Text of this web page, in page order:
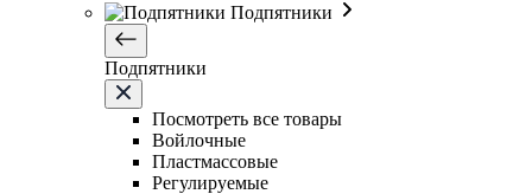
Подпятники
Подпятники
Посмотреть все товары
Войлочные
Пластмассовые
Регулируемые